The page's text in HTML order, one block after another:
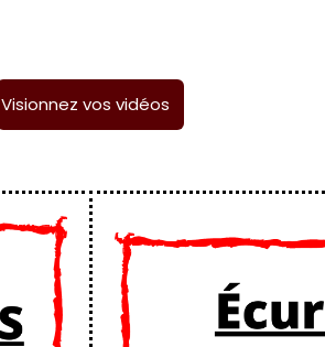
Visionnez vos vidéos